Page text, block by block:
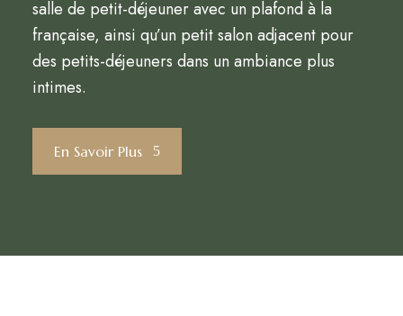
salle de petit-déjeuner avec un plafond à la
française, ainsi qu’un petit salon adjacent pour
des petits-déjeuners dans un ambiance plus
intimes.
En Savoir Plus